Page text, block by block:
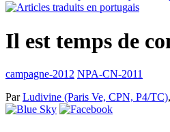
Il est temps de
campagne-2012 NPA-CN-2011
ParLudivine (Paris Ve, CPN, P4/TC),